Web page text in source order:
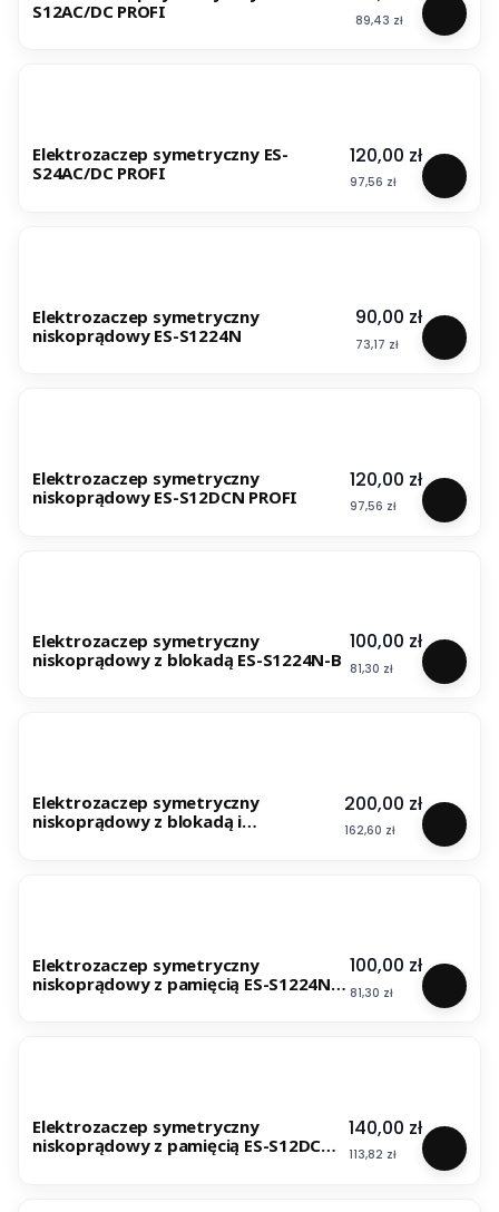
S12AC/DC PROFI
Cena
89,43 zł
Elektrozaczep symetryczny ES-
S24AC/DC PROFI
Cena
120,00 zł
Cena
97,56 zł
Elektrozaczep symetryczny
niskoprądowy ES-S1224N
Cena
90,00 zł
Cena
73,17 zł
Elektrozaczep symetryczny
niskoprądowy ES-S12DCN PROFI
Cena
120,00 zł
Cena
97,56 zł
Elektrozaczep symetryczny
niskoprądowy z blokadą ES-S1224N-B
Cena
100,00 zł
Cena
81,30 zł
Elektrozaczep symetryczny
niskoprądowy z blokadą i
Cena
200,00 zł
Cena
162,60 zł
Elektrozaczep symetryczny
niskoprądowy z pamięcią ES-S1224N-
Cena
100,00 zł
Cena
81,30 zł
Elektrozaczep symetryczny
niskoprądowy z pamięcią ES-S12DCN-
Cena
140,00 zł
Cena
113,82 zł